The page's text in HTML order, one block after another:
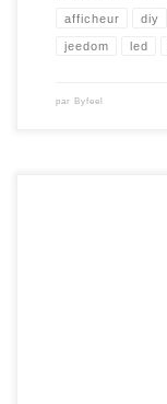
afficheur diy
jeedom led
par Byfeel